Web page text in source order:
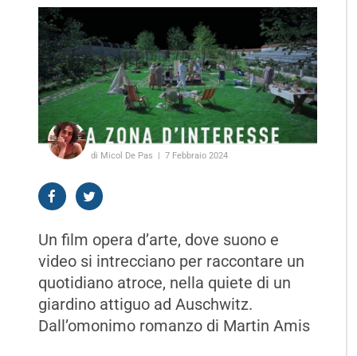
di Micol De Pas 7 Febbraio 2024
Un film opera d’arte, dove suono e
video si intrecciano per raccontare un
quotidiano atroce, nella quiete di un
giardino attiguo ad Auschwitz.
Dall’omonimo romanzo di Martin Amis